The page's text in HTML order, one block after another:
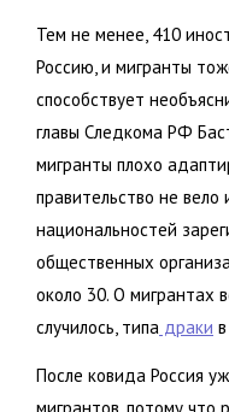
Тем не менее, 410
Россию, и мигранты
способствует
главы Следкома РФ
мигранты плохо
правительство не
национальностей
общественных
около 30. О мигрантах
случилось, типа драки
После ковида Россия